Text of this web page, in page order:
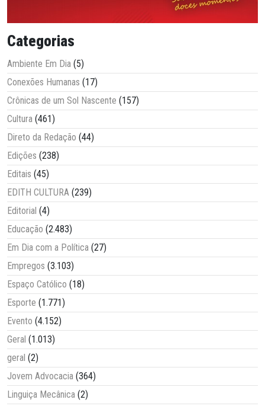
Categorias
Ambiente Em Dia (5)
Conexões Humanas (17)
Crônicas de um Sol Nascente (157)
Cultura (461)
Direto da Redação (44)
Edições (238)
Editais (45)
EDITH CULTURA (239)
Editorial (4)
Educação (2.483)
Em Dia com a Política (27)
Empregos (3.103)
Espaço Católico (18)
Esporte (1.771)
Evento (4.152)
Geral (1.013)
geral (2)
Jovem Advocacia (364)
Linguiça Mecânica (2)